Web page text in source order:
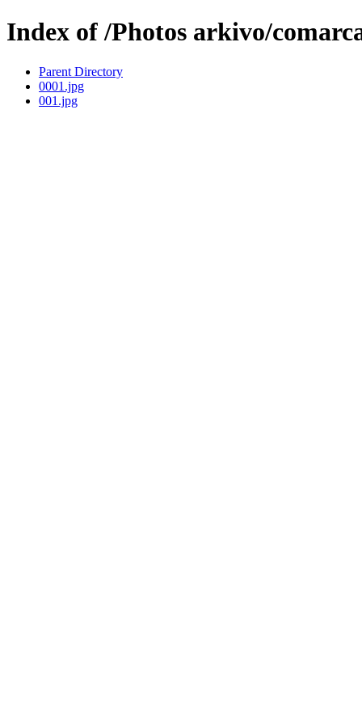
Index of /Photos arkivo/
Parent Directory
0001.jpg
001.jpg